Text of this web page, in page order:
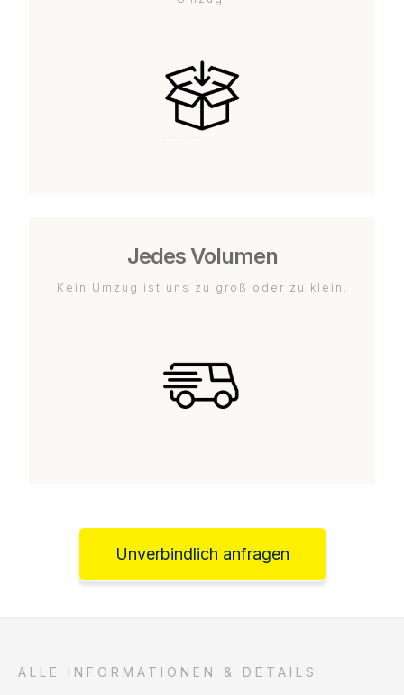
Jedes Volumen
Kein Umzug ist uns zu groß oder zu klein.
Unverbindlich anfragen
ALLE INFORMATIONEN & DETAILS